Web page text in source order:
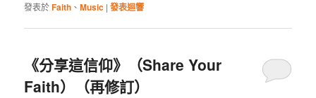
發表於Faith 、Music |發表迴響
《分享這信仰》（Share Your
Faith）（再修訂）